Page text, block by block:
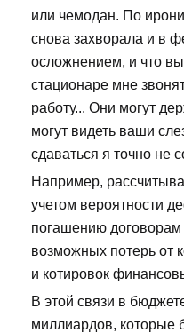
или чемодан. По
снова захворала и в
осложнением, и что
стационаре мне
работу... Они могут
могут видеть ваши
сдаваться я точно не
Например,
учетом вероятности
погашению
возможных потерь от
и котировок
В этой связи в
миллиардов, которые